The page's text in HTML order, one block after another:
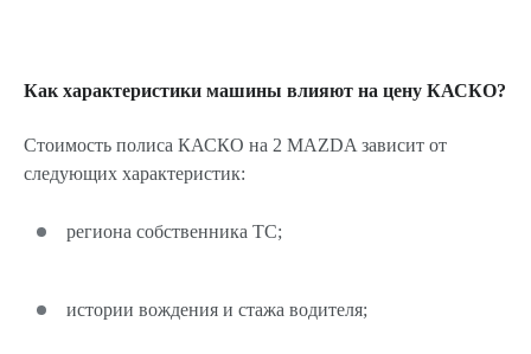
Как характеристики машины влияют на цену КАСКО?
Стоимость полиса КАСКО на 2 MAZDA зависит от
следующих характеристик:
региона собственника ТС;
истории вождения и стажа водителя;